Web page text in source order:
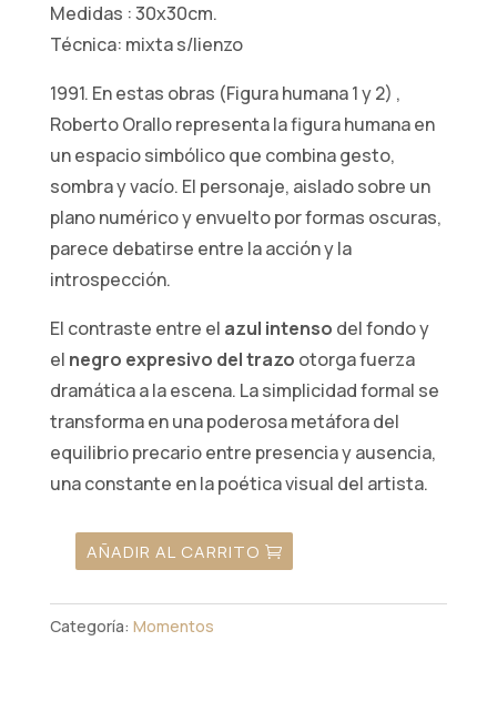
Medidas : 30x30cm.
Técnica: mixta s/lienzo
1991. En estas obras (Figura humana 1 y 2) ,
Roberto Orallo representa la figura humana en
un espacio simbólico que combina gesto,
sombra y vacío. El personaje, aislado sobre un
plano numérico y envuelto por formas oscuras,
parece debatirse entre la acción y la
introspección.
El contraste entre el azul intenso del fondo y
el negro expresivo del trazo otorga fuerza
dramática a la escena. La simplicidad formal se
transforma en una poderosa metáfora del
equilibrio precario entre presencia y ausencia,
una constante en la poética visual del artista.
humana
AÑADIR AL CARRITO
Categoría: Momentos